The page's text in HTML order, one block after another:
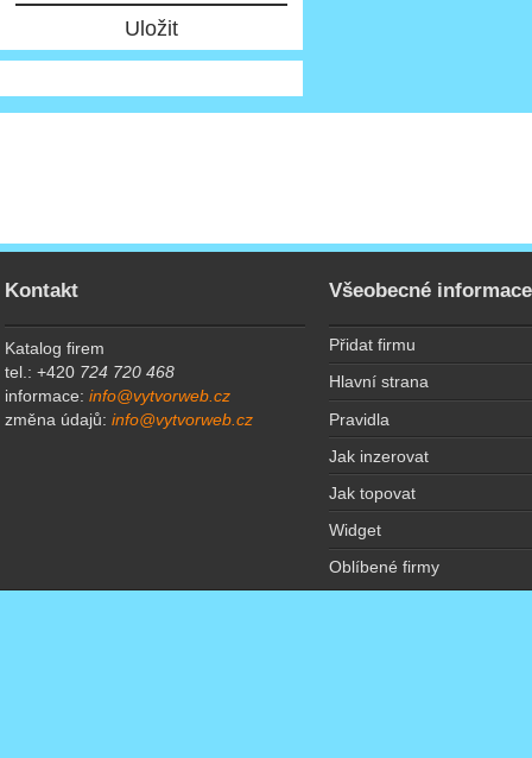
Kontakt
Katalog firem
tel.: +420 724 720 468
informace:info@vytvorweb.cz
změna údajů:info@vytvorweb.cz
Všeobecné informace
Přidat firmu
Hlavní strana
Pravidla
Jak inzerovat
Jak topovat
Widget
Oblíbené firmy